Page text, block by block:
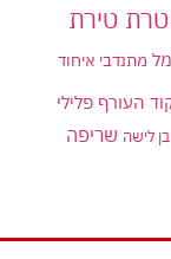
טירת
מתנדבי איחוד
העורף פלילי
לישה שריפה